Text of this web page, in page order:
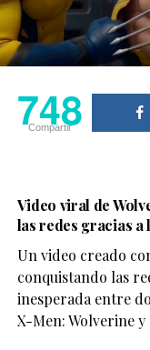
748
Compartir
Video viral de
las redes gracias
Un video creado
conquistando las
inesperada entre
X-Men: Wolverine y